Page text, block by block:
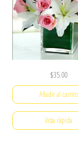
$35.00
Añadir al carrito
Vista rápida